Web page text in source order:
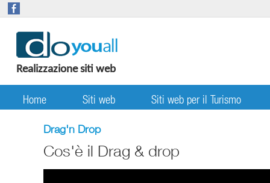
Realizzazione siti web
Home Siti web Siti web per il Turismo
Drag'n Drop
Cos'è il Drag & drop